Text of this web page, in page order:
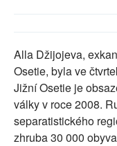
RUBRIKY
PLNÁ VERZE
Alla Džijojeva,
Osetie, byla ve
Jižní Osetie je
války v roce 2008.
separatistického
zhruba 30 000